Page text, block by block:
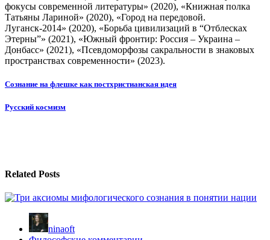
фокусы современной литературы» (2020), «Книжная полка
Татьяны Лариной» (2020), «Город на передовой.
Луганск-2014» (2020), «Борьба цивилизаций в “Отблесках
Этерны”» (2021), «Южный фронтир: Россия – Украина –
Донбасс» (2021), «Псевдоморфозы сакральности в знаковых
пространствах современности» (2023).
Навигация
по
Сознание на флешке как постхристианская идея
Русский космизм
Related Posts
ninaoft